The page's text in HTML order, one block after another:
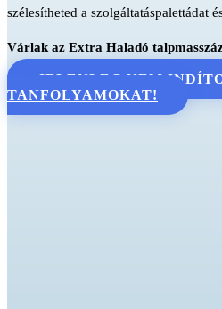
szélesítheted a szolgáltatáspalettádat
Várlak az Extra Haladó
JELENLEG NEM
TANFOLYAMOKAT!